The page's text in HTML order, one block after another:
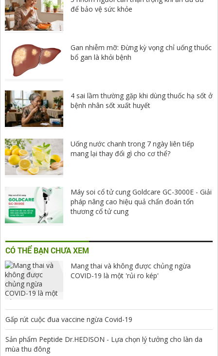
để bảo vệ sức khỏe
Gan nhiễm mỡ: Đừng kỳ vọng chỉ uống thuốc
bổ gan là khỏi bệnh
4 sai lầm thường gặp khi dùng thuốc hạ sốt ở
bệnh nhân sốt xuất huyết
Uống nước chanh trong 7 ngày liên tiếp
mang lại thay đổi gì cho cơ thể?
Máy soi cổ tử cung Goldcare GC-3000E - Giải
pháp nâng cao hiệu quả chẩn đoán tổn
thương cổ tử cung
CÓ THỂ BẠN CHƯA XEM
Mang thai và không được chủng ngừa
COVID-19 là một 'rủi ro kép'
Gấp rút cuộc đua vaccine ngừa Covid-19
Sản phẩm Peptide Dr.HEDISON - Lựa chọn lý tưởng cho làn da
mùa thu đông